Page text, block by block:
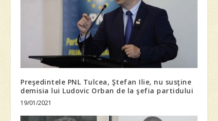
Preşedintele PNL Tulcea, Ştefan Ilie, nu susţine
demisia lui Ludovic Orban de la şefia partidului
19/01/2021